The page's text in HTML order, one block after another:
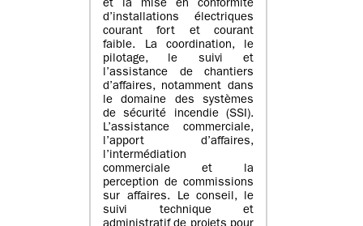
et la mise en conformité
d’installations électriques
courant fort et courant
faible. La coordination, le
pilotage, le suivi et
l’assistance de chantiers
d’affaires, notamment dans
le domaine des systèmes
de sécurité incendie (SSI).
L’assistance commerciale,
l’apport d’affaires,
l’intermédiation
commerciale et la
perception de commissions
sur affaires. Le conseil, le
suivi technique et